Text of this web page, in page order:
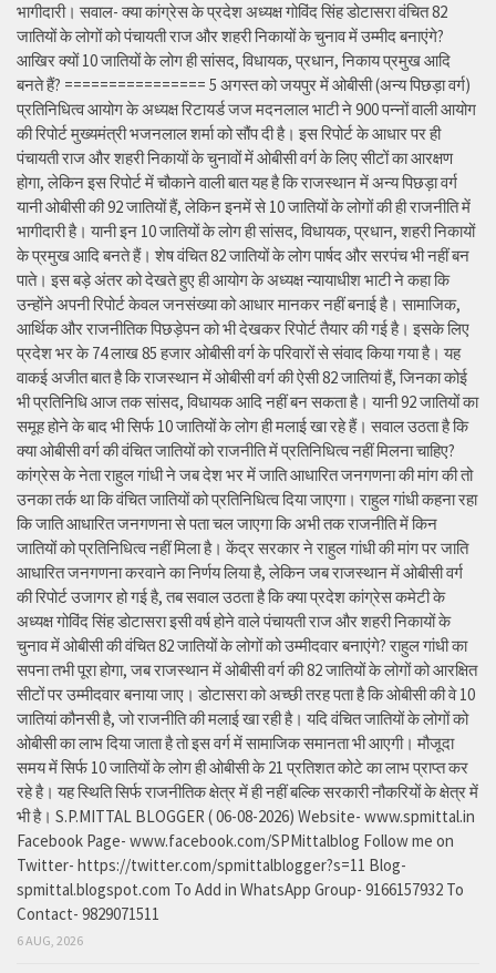
भागीदारी। सवाल- क्या कांग्रेस के प्रदेश अध्यक्ष गोविंद सिंह डोटासरा वंचित 82
जातियों के लोगों को पंचायती राज और शहरी निकायों के चुनाव में उम्मीद बनाएंगे?
आखिर क्यों 10 जातियों के लोग ही सांसद, विधायक, प्रधान, निकाय प्रमुख आदि
बनते हैं? ================ 5 अगस्त को जयपुर में ओबीसी (अन्य पिछड़ा वर्ग)
प्रतिनिधित्व आयोग के अध्यक्ष रिटायर्ड जज मदनलाल भाटी ने 900 पन्नों वाली आयोग
की रिपोर्ट मुख्यमंत्री भजनलाल शर्मा को सौंप दी है। इस रिपोर्ट के आधार पर ही
पंचायती राज और शहरी निकायों के चुनावों में ओबीसी वर्ग के लिए सीटों का आरक्षण
होगा, लेकिन इस रिपोर्ट में चौकाने वाली बात यह है कि राजस्थान में अन्य पिछड़ा वर्ग
यानी ओबीसी की 92 जातियों हैं, लेकिन इनमें से 10 जातियों के लोगों की ही राजनीति में
भागीदारी है। यानी इन 10 जातियों के लोग ही सांसद, विधायक, प्रधान, शहरी निकायों
के प्रमुख आदि बनते हैं। शेष वंचित 82 जातियों के लोग पार्षद और सरपंच भी नहीं बन
पाते। इस बड़े अंतर को देखते हुए ही आयोग के अध्यक्ष न्यायाधीश भाटी ने कहा कि
उन्होंने अपनी रिपोर्ट केवल जनसंख्या को आधार मानकर नहीं बनाई है। सामाजिक,
आर्थिक और राजनीतिक पिछड़ेपन को भी देखकर रिपोर्ट तैयार की गई है। इसके लिए
प्रदेश भर के 74 लाख 85 हजार ओबीसी वर्ग के परिवारों से संवाद किया गया है। यह
वाकई अजीत बात है कि राजस्थान में ओबीसी वर्ग की ऐसी 82 जातियां हैं, जिनका कोई
भी प्रतिनिधि आज तक सांसद, विधायक आदि नहीं बन सकता है। यानी 92 जातियों का
समूह होने के बाद भी सिर्फ 10 जातियों के लोग ही मलाई खा रहे हैं। सवाल उठता है कि
क्या ओबीसी वर्ग की वंचित जातियों को राजनीति में प्रतिनिधित्व नहीं मिलना चाहिए?
कांग्रेस के नेता राहुल गांधी ने जब देश भर में जाति आधारित जनगणना की मांग की तो
उनका तर्क था कि वंचित जातियों को प्रतिनिधित्व दिया जाएगा। राहुल गांधी कहना रहा
कि जाति आधारित जनगणना से पता चल जाएगा कि अभी तक राजनीति में किन
जातियों को प्रतिनिधित्व नहीं मिला है। केंद्र सरकार ने राहुल गांधी की मांग पर जाति
आधारित जनगणना करवाने का निर्णय लिया है, लेकिन जब राजस्थान में ओबीसी वर्ग
की रिपोर्ट उजागर हो गई है, तब सवाल उठता है कि क्या प्रदेश कांग्रेस कमेटी के
अध्यक्ष गोविंद सिंह डोटासरा इसी वर्ष होने वाले पंचायती राज और शहरी निकायों के
चुनाव में ओबीसी की वंचित 82 जातियों के लोगों को उम्मीदवार बनाएंगे? राहुल गांधी का
सपना तभी पूरा होगा, जब राजस्थान में ओबीसी वर्ग की 82 जातियों के लोगों को आरक्षित
सीटों पर उम्मीदवार बनाया जाए। डोटासरा को अच्छी तरह पता है कि ओबीसी की वे 10
जातियां कौनसी है, जो राजनीति की मलाई खा रही है। यदि वंचित जातियों के लोगों को
ओबीसी का लाभ दिया जाता है तो इस वर्ग में सामाजिक समानता भी आएगी। मौजूदा
समय में सिर्फ 10 जातियों के लोग ही ओबीसी के 21 प्रतिशत कोटे का लाभ प्राप्त कर
रहे है। यह स्थिति सिर्फ राजनीतिक क्षेत्र में ही नहीं बल्कि सरकारी नौकरियों के क्षेत्र में
भी है। S.P.MITTAL BLOGGER ( 06-08-2026) Website- www.spmittal.in
Facebook Page- www.facebook.com/SPMittalblog Follow me on
Twitter- https://twitter.com/spmittalblogger?s=11 Blog-
spmittal.blogspot.com To Add in WhatsApp Group- 9166157932 To
Contact- 9829071511
6 AUG, 2026